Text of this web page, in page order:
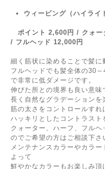
ウィービング（ハイラ
ポイント 2,600円 / クォー
/ フルヘッド 12,000円
細く筋状に染めることで髪に
フルヘッドでも髪全体の30
で非常に低ダメージです。
伸びた所との境界も良い意味
長く自然なグラデーションを
筋の太さをコントロールす
ハッキリとしたコントラスト
クォーター、ハーフ、フル
のでご希望の方はご相談下さ
メンテナンスカラーやカラ
よって
鮮やかなカラーもお楽しみ頂